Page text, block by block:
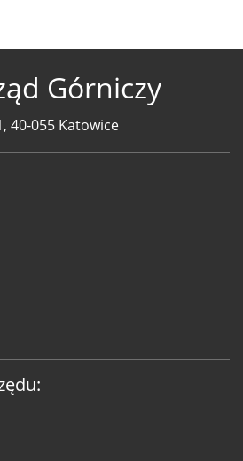
Górniczy
40-055 Katowice